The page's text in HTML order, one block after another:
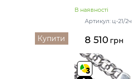
Купити
В наявності
Артикул: ц-21/2ч
8 510 грн